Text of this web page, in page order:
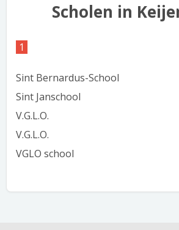
Scholen in
1
Sint Bernardus-School
Sint Janschool
V.G.L.O.
V.G.L.O.
VGLO school